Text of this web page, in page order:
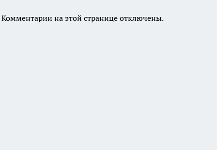
Комментарии на этой странице отключены.